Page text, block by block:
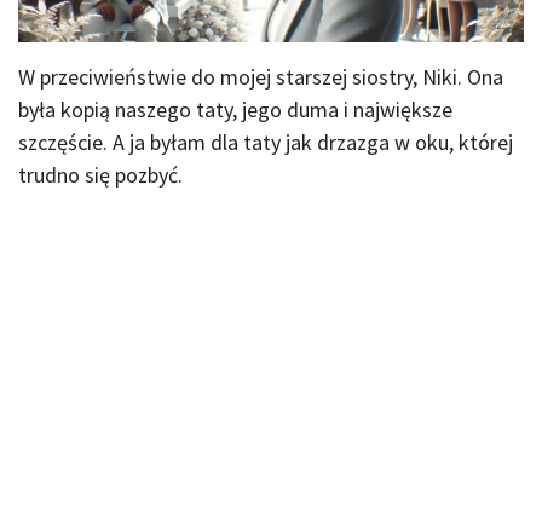
W przeciwieństwie do mojej starszej siostry, Niki. Ona
była kopią naszego taty, jego duma i największe
szczęście. A ja byłam dla taty jak drzazga w oku, której
trudno się pozbyć.